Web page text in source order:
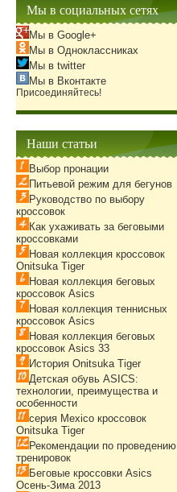
Мы в социальных сетях
Мы в Google+
Мы в Одноклассниках
Мы в twitter
Мы в Вконтакте
Присоединяйтесь!
Наши статьи
Выбор пронации
Питьевой режим для бегунов
Руководство по выбору
кроссовок
Как ухаживать за беговыми
кроссовками
Новая коллекция кроссовок
Onitsuka Tiger
Новая коллекция беговых
кроссовок Asics
Новая коллекция теннисных
кроссовок Asics
Новая коллекция беговых
кроссовок Asics 33
История Onitsuka Tiger
Детская обувь ASICS:
технологии, преимущества и
особенности
серия Mexico кроссовок
Onitsuka Tiger
Рекомендации по проведению
тренировок
Беговые кроссовки Asics
Осень-Зима 2013